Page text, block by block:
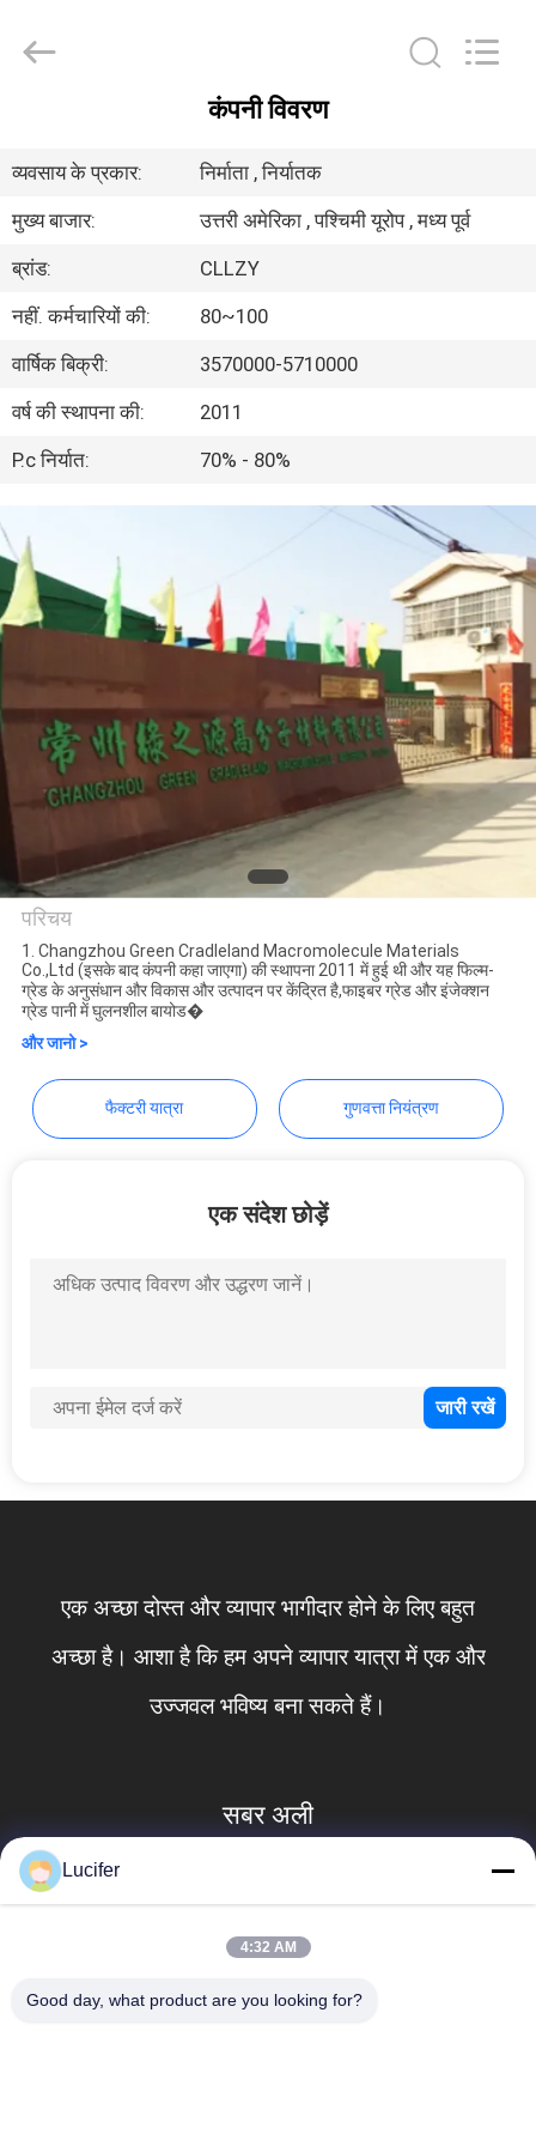
उत्पाद
हमारे
बारे
में
कारखाने
दौरा
गुणवत्ता
नियंत्रण
समाचार
उद्धरण
मांगें
साइटमैप
PRIVACY
POLICY
Materials
कंपनी विवरण
व्यवसाय के प्रकार:
निर्माता , निर्यातक
मुख्य बाजार:
उत्तरी अमेरिका , पश्चिमी यूरोप , मध्य पूर्व
ब्रांड:
CLLZY
नहीं. कर्मचारियों की:
80~100
वार्षिक बिक्री:
3570000-5710000
वर्ष की स्थापना की:
2011
P.c निर्यात:
70% - 80%
Changzhou Greencradleland
Macromolecule Materials Co.,
Ltd.
परिचय
1. Changzhou Green Cradleland Macromolecule Materials
Co.,Ltd (इसके बाद कंपनी कहा जाएगा) की स्थापना 2011 में हुई थी और यह फिल्म-
ग्रेड के अनुसंधान और विकास और उत्पादन पर केंद्रित है,फाइबर ग्रेड और इंजेक्शन
ग्रेड पानी में घुलनशील बायोड�
और जानो >
फैक्टरी यात्रा गुणवत्ता नियंत्रण
एक संदेश छोड़ें
एक अच्छा दोस्त और व्यापार भागीदार होने के लिए बहुत
अच्छा है। आशा है कि हम अपने व्यापार यात्रा में एक और
उज्जवल भविष्य बना सकते हैं।
सबर अली
Lucifer
4:32 AM
Good day, what product are you looking for?